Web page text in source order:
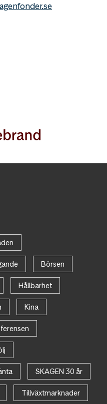
Börsen
Hållbarhet
Kina
SKAGEN 30 år
Tillväxtmarknader